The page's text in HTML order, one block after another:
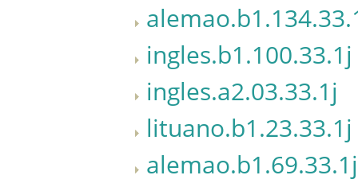
ingles.b1.100.33.1j
ingles.a2.03.33.1j
lituano.b1.23.33.1j
alemao.b1.69.33.1j